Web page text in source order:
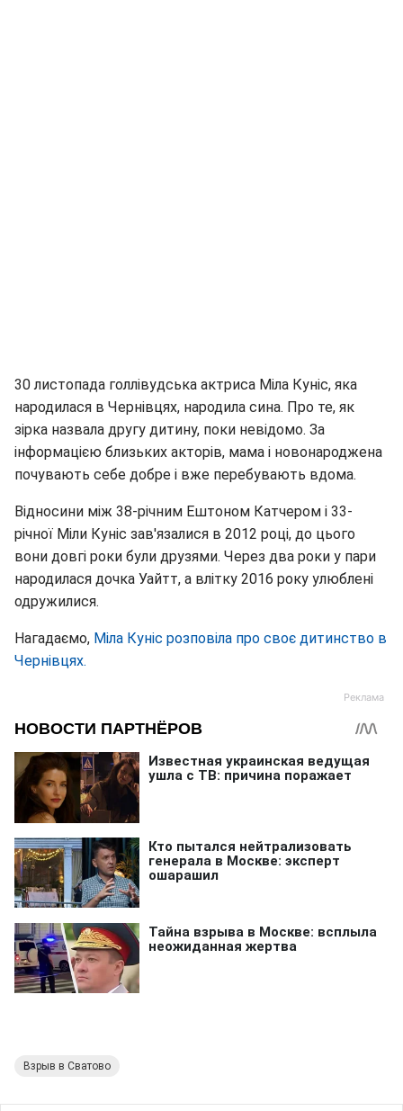
30 листопада голлівудська актриса Міла Куніс, яка
народилася в Чернівцях, народила сина. Про те, як
зірка назвала другу дитину, поки невідомо. За
інформацією близьких акторів, мама і новонароджена
почувають себе добре і вже перебувають вдома.
Відносини між 38-річним Ештоном Катчером і 33-
річної Міли Куніс зав'язалися в 2012 році, до цього
вони довгі роки були друзями. Через два роки у пари
народилася дочка Уайтт, а влітку 2016 року улюблені
одружилися.
Нагадаємо, Міла Куніс розповіла про своє дитинство в
Чернівцях.
Взрыв в Сватово